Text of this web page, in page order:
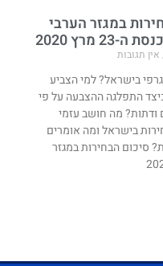
במגזר הערבי
מרץ 2020
אין תגובות
בישראל? למי הצביע
התפלגה ההצבעה על פי
ודתות? מה חושב עזמי
בישראל ומה אומרים
סיכום הבחירות במגזר